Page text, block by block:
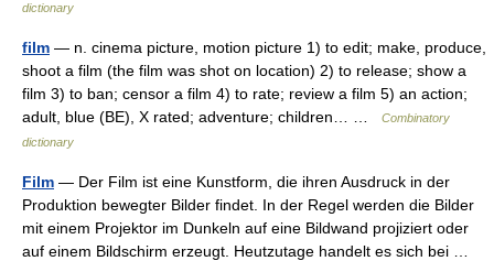
dictionary
film — n. cinema picture, motion picture 1) to edit; make, produce,
shoot a film (the film was shot on location) 2) to release; show a
film 3) to ban; censor a film 4) to rate; review a film 5) an action;
adult, blue (BE), X rated; adventure; children… …
Combinatory
dictionary
Film — Der Film ist eine Kunstform, die ihren Ausdruck in der
Produktion bewegter Bilder findet. In der Regel werden die Bilder
mit einem Projektor im Dunkeln auf eine Bildwand projiziert oder
auf einem Bildschirm erzeugt. Heutzutage handelt es sich bei …